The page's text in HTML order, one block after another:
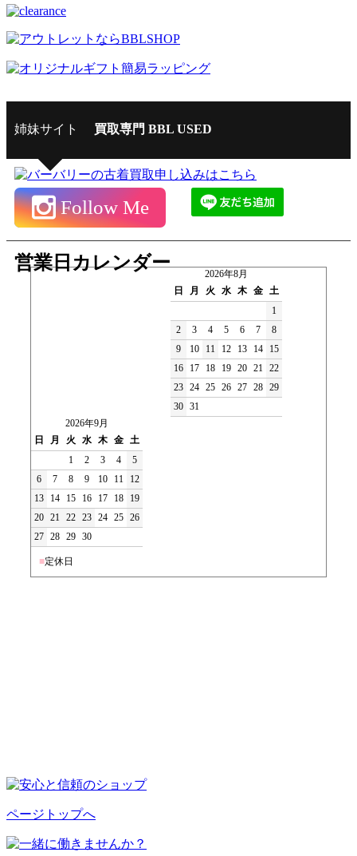
姉妹サイト 買取専門 BBL USED
Follow Me
営業日カレンダー
2026年8月
日
月 火 水 木 金 土
1
2
3 4 5 6 7
8
9
10 11 12 13 14
15
16
17 18 19 20 21 22
23 24 25 26 27 28 29
30 31
2026年9月
日
月 火 水 木 金 土
1
2 3 4
5
6
7 8 9 10 11
12
13
14 15 16 17 18
19
20 21 22 23 24 25 26
27 28 29 30
■定休日
ページトップへ